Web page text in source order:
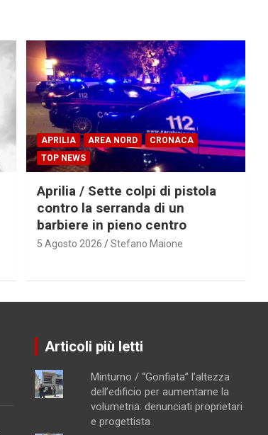
APRILIA AREA NORD
CRONACA
TOP NEWS
Aprilia / Sette colpi di pistola
contro la serranda di un
barbiere in pieno centro
5 Agosto 2026 Stefano Maione
Articoli più letti
Minturno / “Gonfiata” l’altezza
dell’edificio per aumentarne la
volumetria: denunciati proprietari
e progettista